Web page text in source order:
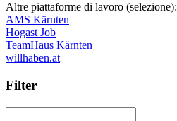
Altre piattaforme di lavoro (selezione):
AMS Kärnten
Hogast Job
TeamHaus Kärnten
willhaben.at
Filter